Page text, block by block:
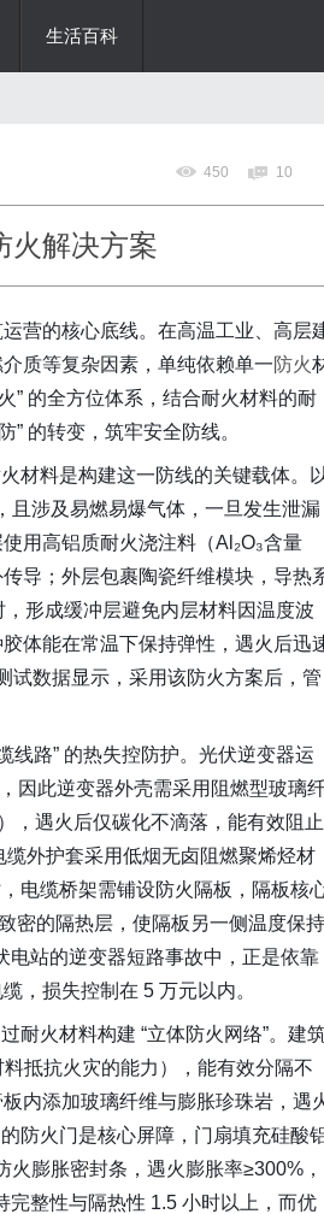
生活百科
450 10
火解决方案
营的核心底线。在高温工业、高层
质等复杂因素，单纯依赖单一防火
” 的全方位体系，结合耐火材料的耐
” 的转变，筑牢安全防线。
材料是构建这一防线的关键载体。
涉及易燃易爆气体，一旦发生泄漏
用高铝质耐火浇注料（Al₂O₃含量
导；外层包裹陶瓷纤维模块，导热
形成缓冲层避免内层材料因温度波
体能在常温下保持弹性，遇火后迅
数据显示，采用该防火方案后，管
线路” 的热失控防护。光伏逆变器运
因此逆变器外壳需采用阻燃型玻璃
，遇火后仅碳化不滴落，能有效阻止
缆外护套采用低烟无卤阻燃聚烯烃材
电缆桥架需铺设防火隔板，隔板核
密的隔热层，使隔板另一侧温度保持
站的逆变器短路事故中，正是依靠
，损失控制在 5 万元以内。
耐火材料构建 “立体防火网络”。建
抵抗火灾的能力），能有效分隔不
内添加玻璃纤维与膨胀珍珠岩，遇
防火门是核心屏障，门扇填充硅酸
膨胀密封条，遇火膨胀率≥300%，
整性与隔热性 1.5 小时以上，而优